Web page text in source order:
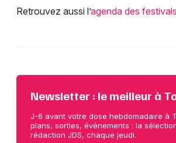
Retrouvez aussi l’agenda des
Newsletter : le meilleur à
J-6 avant votre dose hebdomadaire à
plans, sorties, événements : la
rédaction JDS, chaque jeudi.